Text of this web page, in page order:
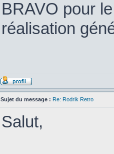
BRAVO pour
réalisation
Sujet du message : Re: Rodrik Retro
Salut,